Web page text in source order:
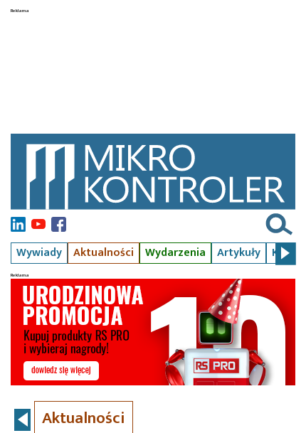
Wywiady Aktualności Wydarzenia Artykuły Kursy
Aktualności